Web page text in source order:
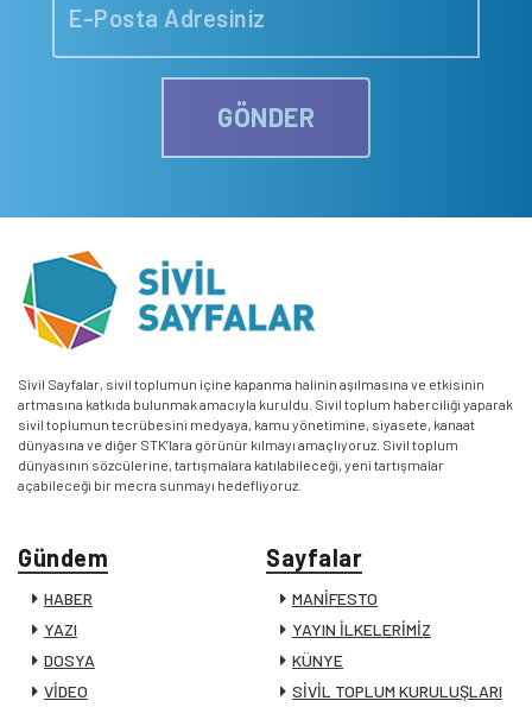
GÖNDER
Sivil Sayfalar, sivil toplumun içine kapanma halinin aşılmasına ve etkisinin
artmasına katkıda bulunmak amacıyla kuruldu. Sivil toplum haberciliği yaparak
sivil toplumun tecrübesini medyaya, kamu yönetimine, siyasete, kanaat
dünyasına ve diğer STK’lara görünür kılmayı amaçlıyoruz. Sivil toplum
dünyasının sözcülerine, tartışmalara katılabileceği, yeni tartışmalar
açabileceği bir mecra sunmayı hedefliyoruz.
Gündem
HABER
YAZI
DOSYA
VİDEO
Sayfalar
MANİFESTO
YAYIN İLKELERİMİZ
KÜNYE
SİVİL TOPLUM KURULUŞLARI